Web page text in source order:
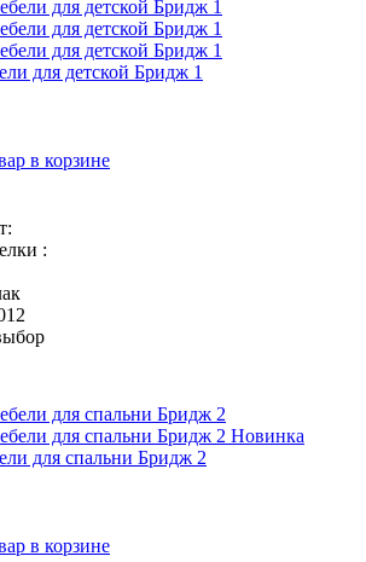
для детской Бридж 1
в корзине
:
Новинка
для спальни Бридж 2
в корзине